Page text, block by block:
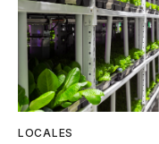
LOCALES